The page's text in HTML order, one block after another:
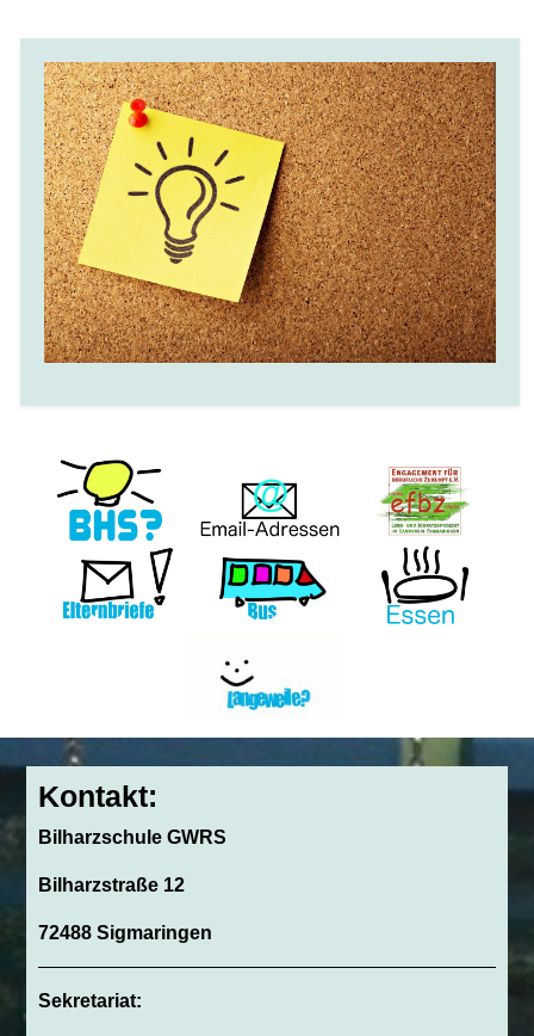
Kontakt:
Bilharzschule GWRS
Bilharzstraße 12
72488 Sigmaringen
Sekretariat: